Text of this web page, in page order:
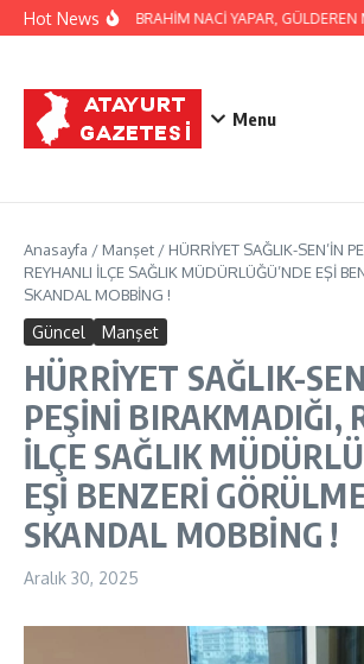
İçeriğe atla
Hot NewsBAŞKAN İBRAHİM NACİ YAPAR, GÜLDEREN
Menu
Anasayfa / Manşet / HÜRRİYET SAĞLIK-SEN’İN
REYHANLI İLÇE SAĞLIK MÜDÜRLÜĞÜ’NDE EŞİ
SKANDAL MOBBİNG !
Güncel Manşet
HÜRRİYET SAĞLIK-
PEŞİNİ BIRAKMADIĞI,
İLÇE SAĞLIK
EŞİ BENZERİ
SKANDAL MOBBİNG !
Aralık 30, 2025